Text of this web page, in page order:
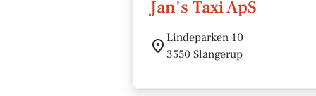
Jan's Taxi ApS
Lindeparken 10
3550 Slangerup